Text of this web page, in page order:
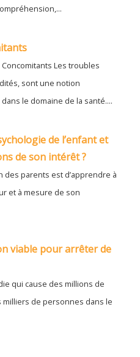
Les troubles
sont une notion
le domaine de la santé....
de l’enfant et
de son intérêt ?
des parents est d’apprendre à
et à mesure de son
viable pour arrêter de
qui cause des millions de
milliers de personnes dans le